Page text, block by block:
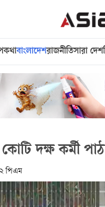
কথাবাংলাদেশরাজনীতিসারা দেশ
দক্ষ কর্মী
পিএম